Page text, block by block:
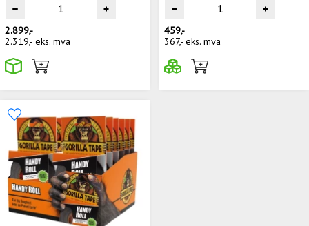
2.899,-
2.319,- eks. mva
459,-
367,- eks. mva